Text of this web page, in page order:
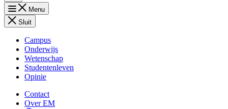
Menu
Sluit
Campus
Onderwijs
Wetenschap
Studentenleven
Opinie
Contact
Over EM